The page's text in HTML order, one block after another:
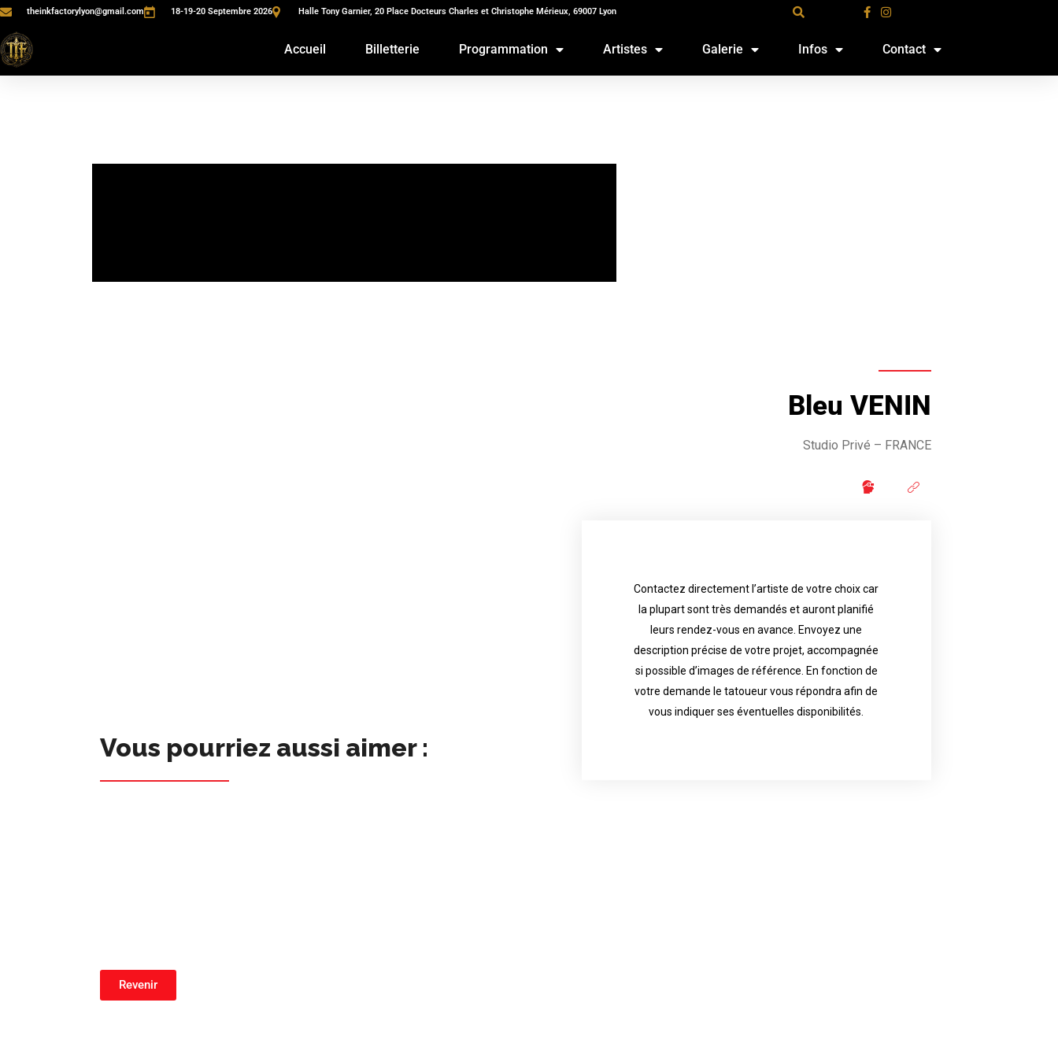
theinkfactorylyon@gmail.com 18-19-20 Septembre 2026 Halle Tony Garnier, 20 Place Docteurs Charles et Christophe Mérieux, 69007 Lyon
Accueil Billetterie Programmation Artistes Galerie Infos Contact
Bleu VENIN
Studio Privé – FRANCE
Contactez directement l’artiste de votre choix car
la plupart sont très demandés et auront planifié
leurs rendez-vous en avance. Envoyez une
description précise de votre projet, accompagnée
si possible d’images de référence. En fonction de
votre demande le tatoueur vous répondra afin de
vous indiquer ses éventuelles disponibilités.
Contact directly the artist of your choice because
most are in great demand and will have planned
their appointments in advance. Send an accurate
description of your project, if possible attached
with reference images. Depending your request,
the tattoo artist will answer to tell you his
availability.
Vous pourriez aussi aimer :
Revenir